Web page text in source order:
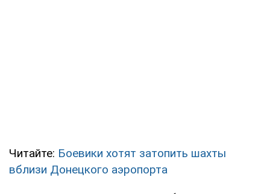
Читайте: Боевики хотят затопить шахты
вблизи Донецкого аэропорта